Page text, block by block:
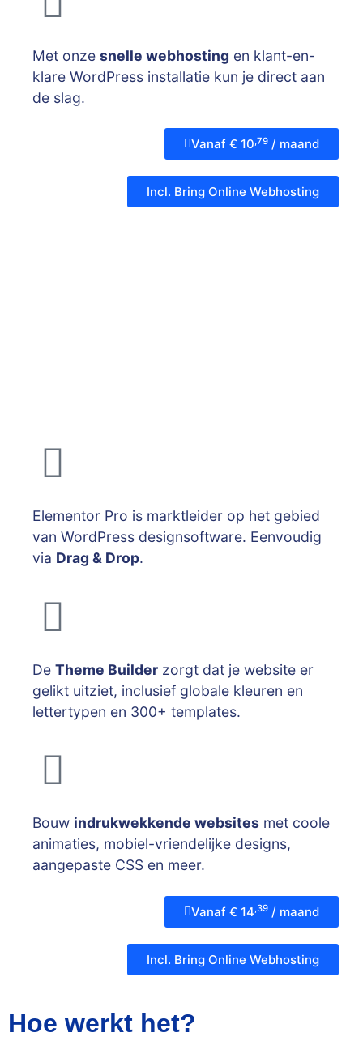
Met onze snelle webhosting en klant-en-
klare WordPress installatie kun je direct aan
de slag.
Vanaf € 10 ,79 / maand
Incl. Bring Online Webhosting
Elementor Pro is marktleider op het gebied
van WordPress designsoftware. Eenvoudig
via Drag & Drop.
De Theme Builder zorgt dat je website er
gelikt uitziet, inclusief globale kleuren en
lettertypen en 300+ templates.
Bouw indrukwekkende websites met coole
animaties, mobiel-vriendelijke designs,
aangepaste CSS en meer.
Vanaf € 14,39 / maand
Incl. Bring Online Webhosting
Hoe werkt het?